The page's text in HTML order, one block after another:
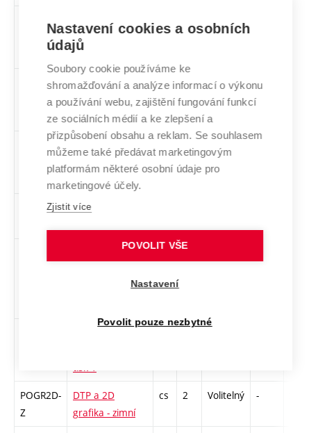
Československá
vizuální kultura
1945–1970
Volitelný
DKFI-Z
Dějiny a
kontexty
fotografie 1
cs 3 Volitelný -
animovaného
filmu
Volitelný
DEDE1-Z
Dějiny designu 1
cs 2
tisk 1
POGR2D-
Z
DTP a 2D
grafika - zimní
cs 2 Volitelný -
Nastavení cookies a osobních
údajů
Soubory cookie používáme ke
shromažďování a analýze informací o výkonu
a používání webu, zajištění fungování funkcí
ze sociálních médií a ke zlepšení a
přizpůsobení obsahu a reklam. Se souhlasem
můžeme také předávat marketingovým
platformám některé osobní údaje pro
marketingové účely.
Zjistit více
POVOLIT VŠE
Nastavení
Povolit pouze nezbytné